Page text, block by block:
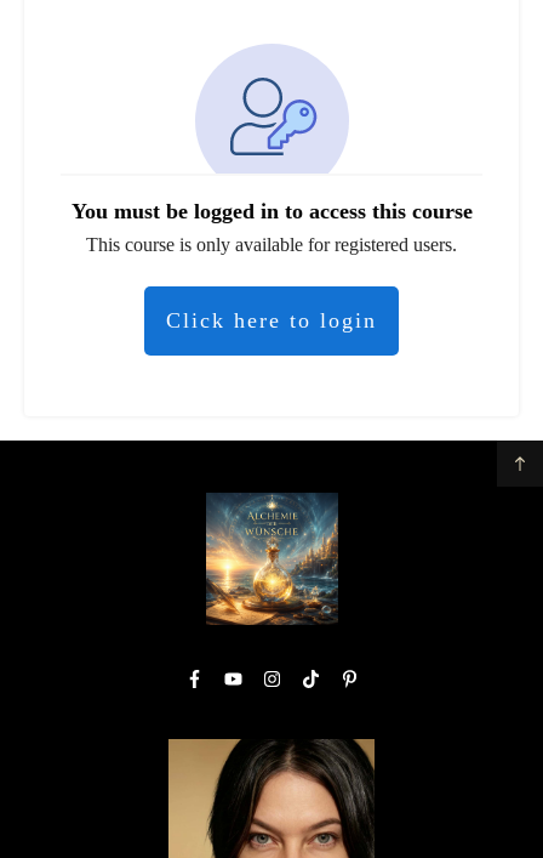
You must be logged in to access this course
This course is only available for registered users.
Click here to login